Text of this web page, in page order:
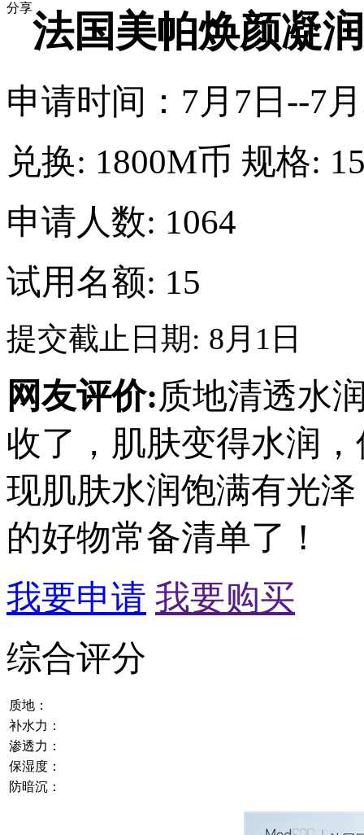
分享
法国美帕焕颜凝
申请时间：7月7日--7
兑换: 1800M币 规格:
申请人数: 1064
试用名额: 15
提交截止日期: 8月1日
网友评价:质地清透水
收了，肌肤变得水润
现肌肤水润饱满有光
的好物常备清单了！
我要申请 我要购买
综合评分
质地：
补水力：
渗透力：
保湿度：
防暗沉：